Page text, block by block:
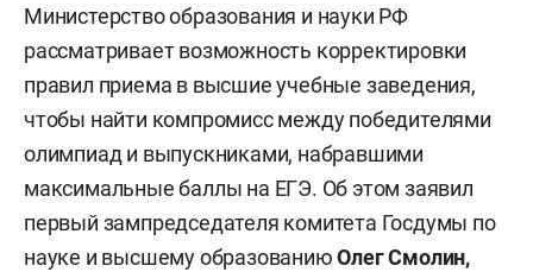
Министерство образования и науки РФ
рассматривает возможность корректировки
правил приема в высшие учебные заведения,
чтобы найти компромисс между победителями
олимпиад и выпускниками, набравшими
максимальные баллы на ЕГЭ. Об этом заявил
первый зампредседателя комитета Госдумы по
науке и высшему образованиюОлег Смолин,